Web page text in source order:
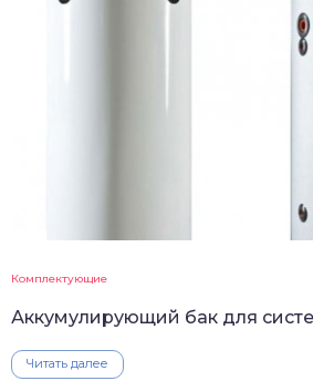
Комплектующие
Аккумулирующий бак для
Читать далее